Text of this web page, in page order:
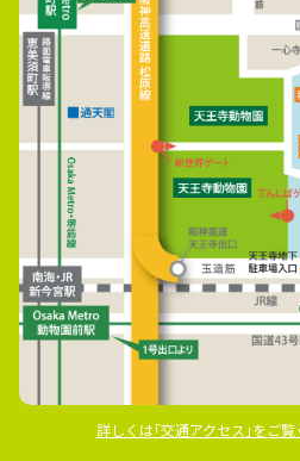
詳しくは｢交通アクセス｣をご